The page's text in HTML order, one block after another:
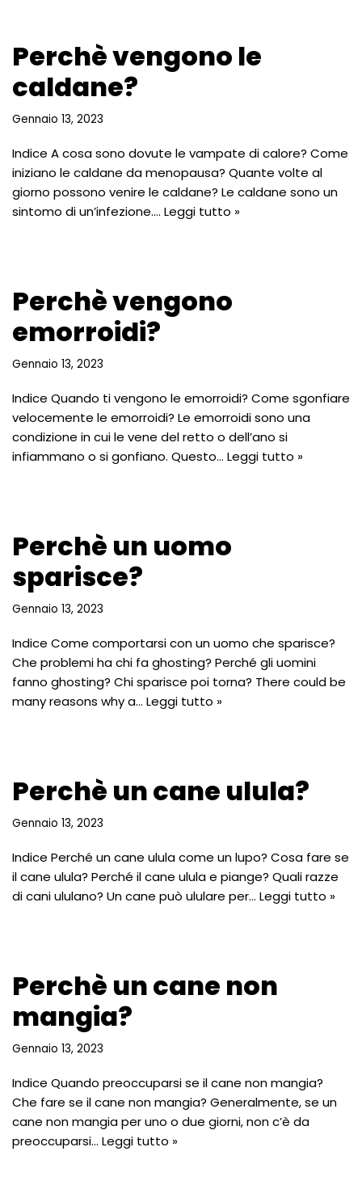
Perchè vengono le
caldane?
Gennaio 13, 2023
Indice A cosa sono dovute le vampate di calore? Come
iniziano le caldane da menopausa? Quante volte al
giorno possono venire le caldane? Le caldane sono un
sintomo di un’infezione.… Leggi tutto »
Perchè vengono
emorroidi?
Gennaio 13, 2023
Indice Quando ti vengono le emorroidi? Come sgonfiare
velocemente le emorroidi? Le emorroidi sono una
condizione in cui le vene del retto o dell’ano si
infiammano o si gonfiano. Questo… Leggi tutto »
Perchè un uomo
sparisce?
Gennaio 13, 2023
Indice Come comportarsi con un uomo che sparisce?
Che problemi ha chi fa ghosting? Perché gli uomini
fanno ghosting? Chi sparisce poi torna? There could be
many reasons why a… Leggi tutto »
Perchè un cane ulula?
Gennaio 13, 2023
Indice Perché un cane ulula come un lupo? Cosa fare se
il cane ulula? Perché il cane ulula e piange? Quali razze
di cani ululano? Un cane può ululare per… Leggi tutto »
Perchè un cane non
mangia?
Gennaio 13, 2023
Indice Quando preoccuparsi se il cane non mangia?
Che fare se il cane non mangia? Generalmente, se un
cane non mangia per uno o due giorni, non c’è da
preoccuparsi… Leggi tutto »